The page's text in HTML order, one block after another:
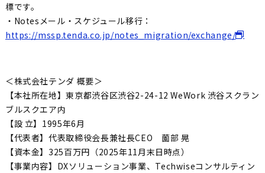
標です。
・Notesメール・スケジュール移行：
https://mssp.tenda.co.jp/notes_migration/exchange/
＜株式会社テンダ 概要＞
【本社所在地】東京都渋谷区渋谷2-24-12 WeWork 渋谷スクラン
ブルスクエア内
【設 立】1995年6月
【代表者】代表取締役会長兼社長CEO 薗部 晃
【資本金】325百万円（2025年11月末日時点）
【事業内容】DXソリューション事業、Techwiseコンサルティン